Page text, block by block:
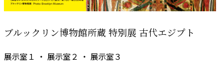
ブルックリン博物館所蔵 特別展 古代エジプト
展示室１ ・ 展示室２ ・ 展示室３